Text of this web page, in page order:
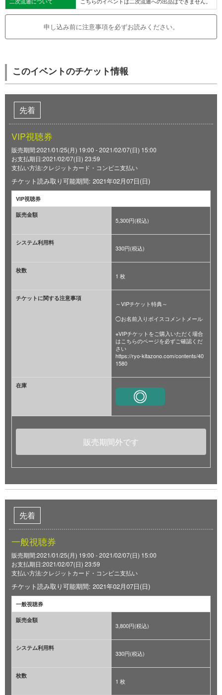
申し込み前に注意事項を必ずお読みください。
このイベントのチケット情報
先着
VIP視聴券
販売期間:2021/01/25(月) 19:00 - 2021/02/07(日) 15:00
お支払期日:2021/02/07(日) 23:59
支払い方法:クレジットカード・コンビニ支払い
チケット読み取り可能期間: 2021年02月07日(日)
VIP視聴券
販売金額
5,300円(税込)
システム利用料
330円(税込)
枚数
1 枚
チケットに関する注意事項
～VIPチケット特典～
◯お名前入りボイスコメントメール
※VIPチケットをご購入いただく場合
はこちらのページを必ずご確認くだ
さい
https://ryo-kitazono.com/contents/40
1580
在庫
販売期間外です
先着
一般視聴券
販売期間:2021/01/25(月) 19:00 - 2021/02/07(日) 15:00
お支払期日:2021/02/07(日) 23:59
支払い方法:クレジットカード・コンビニ支払い
チケット読み取り可能期間: 2021年02月07日(日)
一般視聴券
販売金額
3,800円(税込)
システム利用料
330円(税込)
枚数
1 枚